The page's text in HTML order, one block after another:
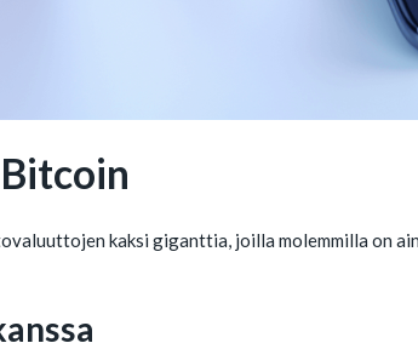
kaksi giganttia, joilla molemmilla on